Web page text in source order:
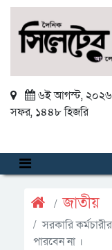
৬ই আগস্ট, ২০২৬
সফর, ১৪৪৮ হিজরি
জাতীয়
সরকারি
পারবেন না ।